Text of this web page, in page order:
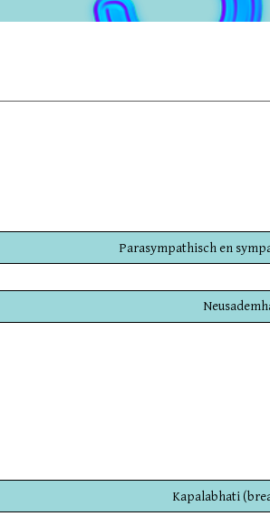
Parasympathisch en
Kapalabhati